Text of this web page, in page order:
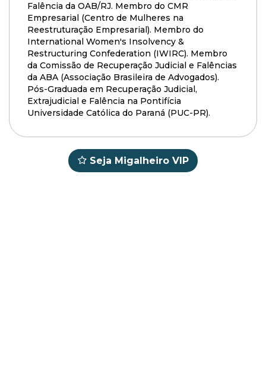
Falência da OAB/RJ. Membro do CMR
Empresarial (Centro de Mulheres na
Reestruturação Empresarial). Membro do
International Women's Insolvency &
Restructuring Confederation (IWIRC). Membro
da Comissão de Recuperação Judicial e Falências
da ABA (Associação Brasileira de Advogados).
Pós-Graduada em Recuperação Judicial,
Extrajudicial e Falência na Pontifícia
Universidade Católica do Paraná (PUC-PR).
Seja Migalheiro VIP